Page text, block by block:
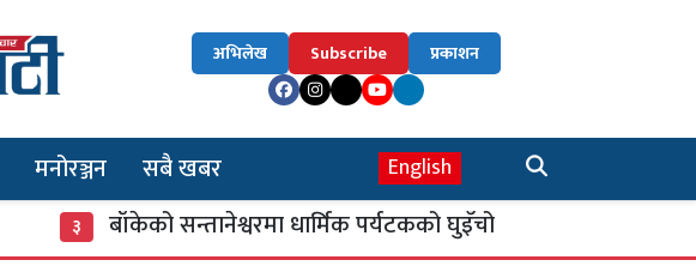
अभिलेख Subscribe प्रकाशन
मनोरञ्जन सबै खबर English
बाँकेको सन्तानेश्वरमा धार्मिक पर्यटकको घुइँचो